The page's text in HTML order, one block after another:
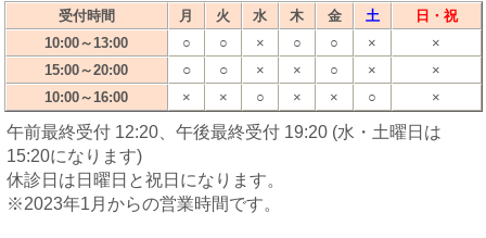
受付時間 月 火 水 木 金 土
日・祝
10:00～13:00
○ ○ × ○ ○ ×
×
15:00～20:00
○ ○ × × ○ ×
×
10:00～16:00
× × ○ × × ○ ×
午前最終受付 12:20、午後最終受付 19:20 (水・土曜日は
15:20になります)
休診日は日曜日と祝日になります。
※2023年1月からの営業時間です。